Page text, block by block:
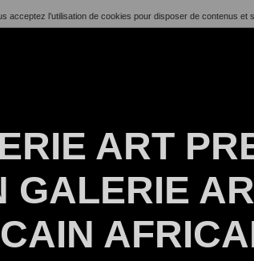
acceptez l’utilisation de cookies pour disposer de contenus
ART
GALERIE